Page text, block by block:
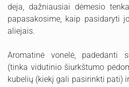
deja, dažniausiai dėmesio
papasakosime, kaip pasidaryti
aliejais.
Aromatinė vonelė, padedanti
(tinka vidutinio šiurkštumo
kubelių (kiekį gali pasirinkti pati)